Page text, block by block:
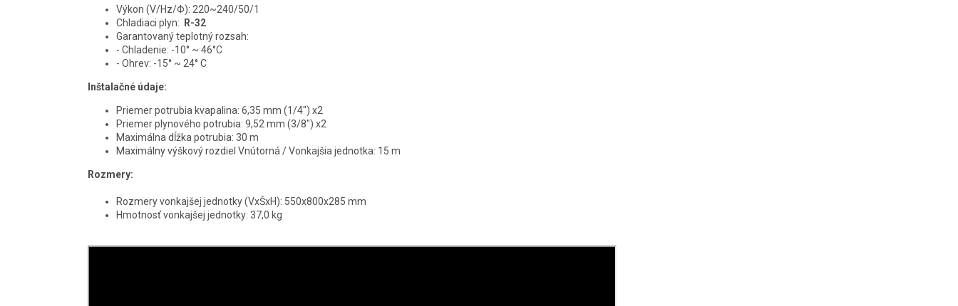
Výkon (V/Hz/Φ): 220~240/50/1
Chladiaci plyn:
R-32
Garantovaný teplotný rozsah:
- Chladenie: -10° ~ 46°C
- Ohrev: -15° ~ 24° C
Inštalačné údaje:
Priemer potrubia kvapalina: 6,35 mm (1/4") x2
Priemer plynového potrubia: 9,52 mm (3/8") x2
Maximálna dĺžka potrubia: 30 m
Maximálny výškový rozdiel Vnútorná / Vonkajšia jednotka: 15 m
Rozmery:
Rozmery vonkajšej jednotky (VxŠxH): 550x800x285 mm
Hmotnosť vonkajšej jednotky: 37,0 kg